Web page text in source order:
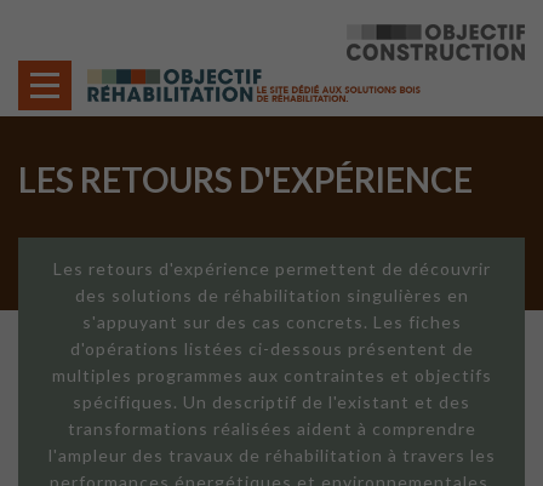
LES RETOURS D'EXPÉRIENCE
Les retours d'expérience permettent de découvrir
des solutions de réhabilitation singulières en
s'appuyant sur des cas concrets. Les fiches
d'opérations listées ci-dessous présentent de
multiples programmes aux contraintes et objectifs
spécifiques. Un descriptif de l'existant et des
transformations réalisées aident à comprendre
l'ampleur des travaux de réhabilitation à travers les
performances énergétiques et environnementales,